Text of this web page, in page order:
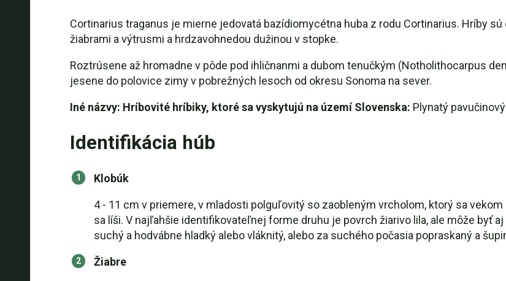
Cortinarius traganus je mierne jedovatá bazídiomycétna huba z rodu Cortinarius. Hríby
žiabrami a výtrusmi a hrdzavohnedou dužinou v stopke.
Roztrúsene až hromadne v pôde pod ihličnanmi a dubom tenučkým (Notholithocarpus
jesene do polovice zimy v pobrežných lesoch od okresu Sonoma na sever.
Iné názvy: Hríbovité hríbiky, ktoré sa vyskytujú na území Slovenska: Plynatý
Identifikácia húb
Klobúk
4 - 11 cm v priemere, v mladosti polguľovitý so zaobleným vrcholom, ktorý sa
sa líši. V najľahšie identifikovateľnej forme druhu je povrch žiarivo lila, ale môže byť
suchý a hodvábne hladký alebo vláknitý, alebo za suchého počasia popraskaný a
Žiabre